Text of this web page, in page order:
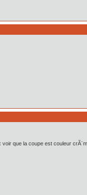
que la coupe est couleur